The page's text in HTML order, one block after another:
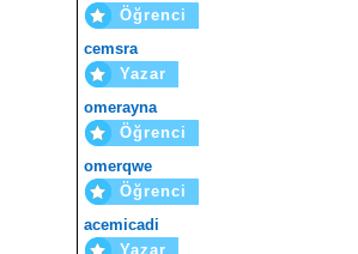
Öğrenci
cemsra
Yazar
omerayna
Öğrenci
omerqwe
Öğrenci
acemicadi
Yazar